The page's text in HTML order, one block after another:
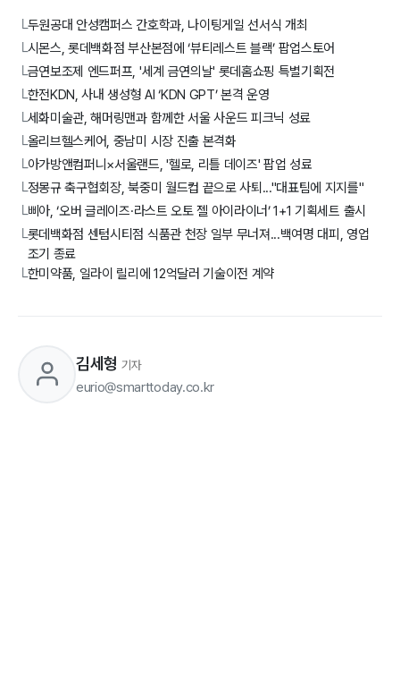
└두원공대 안성캠퍼스 간호학과, 나이팅게일 선서식 개최
└시몬스, 롯데백화점 부산본점에 ‘뷰티레스트 블랙’ 팝업스토어
└금연보조제 엔드퍼프, '세계 금연의날' 롯데홈쇼핑 특별기획전
└한전KDN, 사내 생성형 AI ‘KDN GPT’ 본격 운영
└세화미술관, 해머링맨과 함께한 서울 사운드 피크닉 성료
└올리브헬스케어, 중남미 시장 진출 본격화
└아가방앤컴퍼니×서울랜드, '헬로, 리틀 데이즈' 팝업 성료
└정몽규 축구협회장, 북중미 월드컵 끝으로 사퇴..."대표팀에 지지를"
└삐아, ‘오버 글레이즈·라스트 오토 젤 아이라이너’ 1+1 기획세트 출시
└롯데백화점 센텀시티점 식품관 천장 일부 무너져...백여명 대피, 영업
조기 종료
└한미약품, 일라이 릴리에 12억달러 기술이전 계약
김세형 기자
eurio@smarttoday.co.kr